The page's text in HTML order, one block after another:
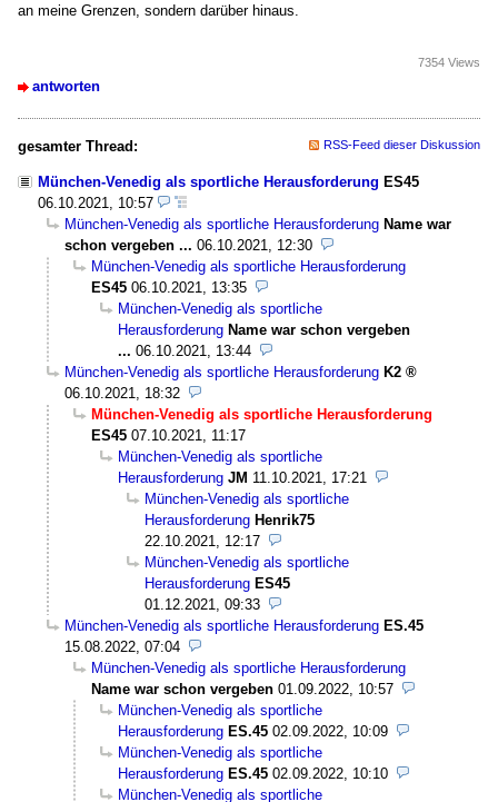
an meine Grenzen, sondern darüber hinaus.
antworten
7354 Views
gesamter Thread: RSS-Feed dieser Diskussion
München-Venedig als sportliche Herausforderung ES45
06.10.2021, 10:57
München-Venedig als sportliche Herausforderung Name war
schon vergeben ... 06.10.2021, 12:30
München-Venedig als sportliche Herausforderung
ES45 06.10.2021, 13:35
München-Venedig als sportliche
Herausforderung Name war schon vergeben
... 06.10.2021, 13:44
München-Venedig als sportliche Herausforderung K2
06.10.2021, 18:32
München-Venedig als sportliche Herausforderung
ES45 07.10.2021, 11:17
München-Venedig als sportliche
Herausforderung JM 11.10.2021, 17:21
München-Venedig als sportliche
Herausforderung Henrik75
22.10.2021, 12:17
München-Venedig als sportliche
Herausforderung ES45
01.12.2021, 09:33
München-Venedig als sportliche Herausforderung ES.45
15.08.2022, 07:04
München-Venedig als sportliche Herausforderung
Name war schon vergeben 01.09.2022, 10:57
München-Venedig als sportliche
Herausforderung ES.45 02.09.2022, 10:09
München-Venedig als sportliche
Herausforderung ES.45 02.09.2022, 10:10
München-Venedig als sportliche